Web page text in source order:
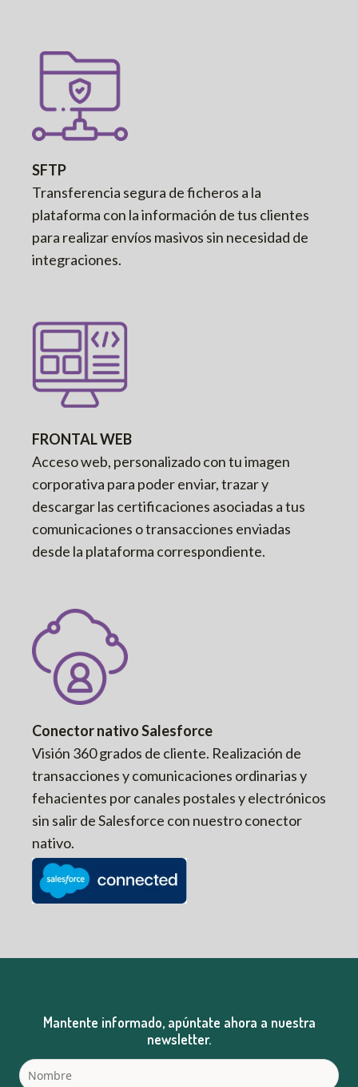
SFTP
Transferencia segura de ficheros a la
plataforma con la información de tus clientes
para realizar envíos masivos sin necesidad de
integraciones.
FRONTAL WEB
Acceso web, personalizado con tu imagen
corporativa para poder enviar, trazar y
descargar las certificaciones asociadas a tus
comunicaciones o transacciones enviadas
desde la plataforma correspondiente.
Conector nativo Salesforce
Visión 360 grados de cliente. Realización de
transacciones y comunicaciones ordinarias y
fehacientes por canales postales y electrónicos
sin salir de Salesforce con nuestro conector
nativo.
Mantente informado, apúntate ahora a nuestra
newsletter.